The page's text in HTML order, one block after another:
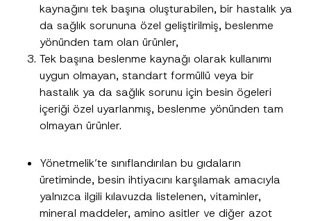
kaynağını tek başına oluşturabilen, bir hastalık ya
da sağlık sorununa özel geliştirilmiş, beslenme
yönünden tam olan ürünler,
Tek başına beslenme kaynağı olarak kullanımı
uygun olmayan, standart formüllü veya bir
hastalık ya da sağlık sorunu için besin ögeleri
içeriği özel uyarlanmış, beslenme yönünden tam
olmayan ürünler.
Yönetmelik’te sınıflandırılan bu gıdaların
üretiminde, besin ihtiyacını karşılamak amacıyla
yalnızca ilgili kılavuzda listelenen, vitaminler,
mineral maddeler, amino asitler ve diğer azot
*
*
*